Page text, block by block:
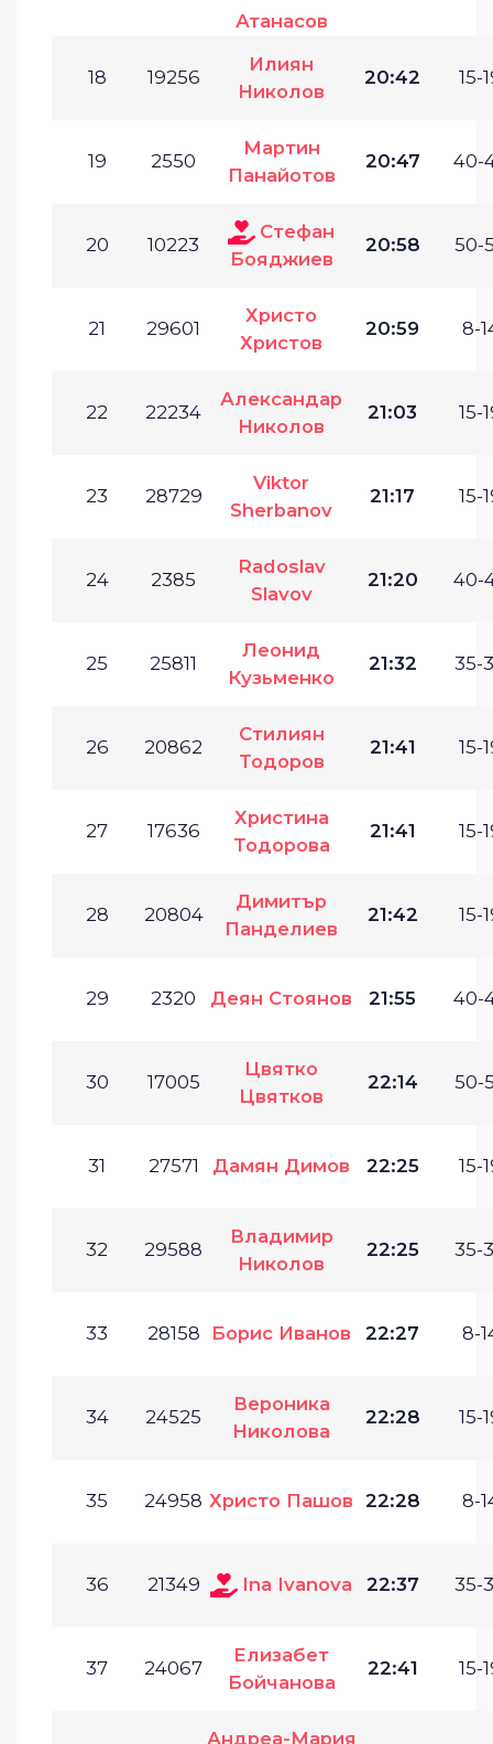
Атанасов
18 19256
Илиян
Николов
20:42 15-
19 2550
Мартин
Панайотов
20:47 40-
20 10223
Стефан
Бояджиев
20:58 50-
21 29601
Христо
Христов
20:59 8-
22 22234
Александар
Николов
21:03 15-
23 28729
Viktor
Sherbanov
21:17 15-
24 2385
Radoslav
Slavov
21:20 40-
25 25811
Леонид
Кузьменко
21:32 35-
26 20862
Стилиян
Тодоров
21:41 15-
27 17636
Христина
Тодорова
21:41 15-
28 20804
Димитър
Панделиев
21:42 15-
29 2320 Деян Стоянов 21:55 40-
30 17005
Цвятко
Цвятков
22:14 50-
31 27571 Дамян Димов 22:25 15-
32 29588
Владимир
Николов
22:25 35-
33 28158 Борис Иванов 22:27 8-
34 24525
Вероника
Николова
22:28 15-
35 24958 Христо Пашов 22:28 8-
36 21349 Ina Ivanova 22:37 35-
37 24067
Елизабет
Бойчанова
22:41 15-
Андреа-Мария